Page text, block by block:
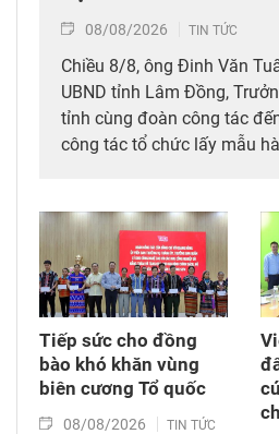
08/08/2026 TIN TỨC
Chiều 8/8, ông Đinh Văn
UBND tỉnh Lâm Đồng,
tỉnh cùng đoàn công tác
công tác tổ chức lấy mẫu
thời tặng quà cho cán bộ,
công tác lấy mẫu tại đây.
Tiếp sức cho đồng
bào khó khăn vùng
biên cương Tổ quốc
08/08/2026 TIN TỨC